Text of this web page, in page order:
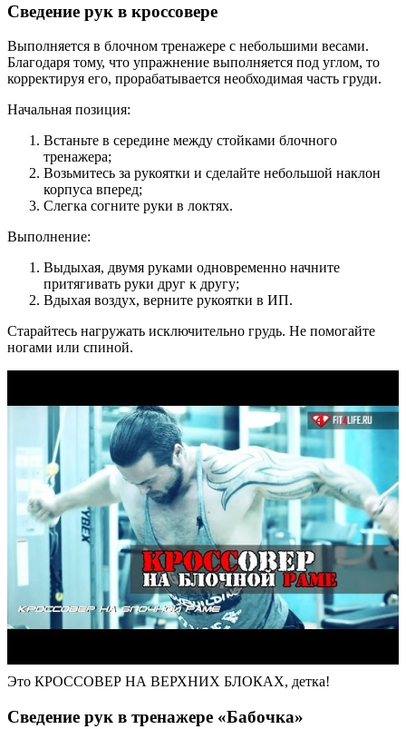
Сведение рук в кроссовере
Выполняется в блочном тренажере с небольшими весами.
Благодаря тому, что упражнение выполняется под углом, то
корректируя его, прорабатывается необходимая часть груди.
Начальная позиция:
Встаньте в середине между стойками блочного
тренажера;
Возьмитесь за рукоятки и сделайте небольшой наклон
корпуса вперед;
Слегка согните руки в локтях.
Выполнение:
Выдыхая, двумя руками одновременно начните
притягивать руки друг к другу;
Вдыхая воздух, верните рукоятки в ИП.
Старайтесь нагружать исключительно грудь. Не помогайте
ногами или спиной.
Это КРОССОВЕР НА ВЕРХНИХ БЛОКАХ, детка!
Сведение рук в тренажере «Бабочка»